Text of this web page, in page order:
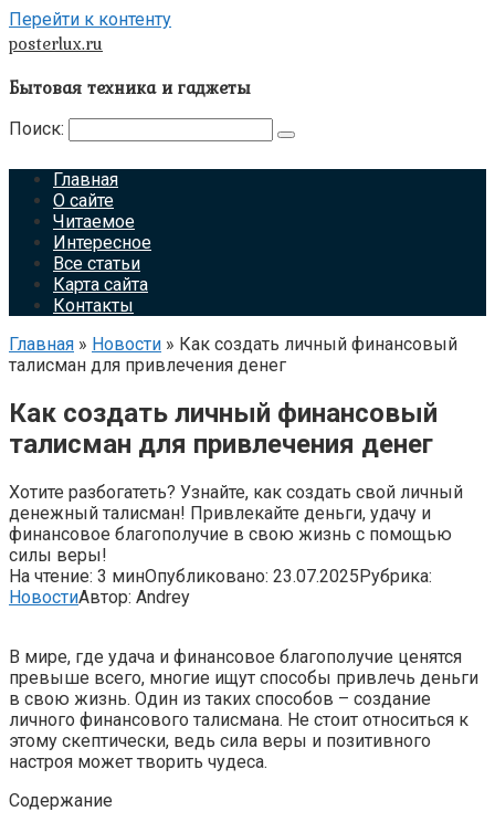
Перейти к контенту
posterlux.ru
Бытовая техника и гаджеты
Поиск:
Главная
О сайте
Читаемое
Интересное
Все статьи
Карта сайта
Контакты
Главная » Новости » Как создать личный финансовый
талисман для привлечения денег
Как создать личный финансовый
талисман для привлечения денег
Хотите разбогатеть? Узнайте, как создать свой личный
денежный талисман! Привлекайте деньги, удачу и
финансовое благополучие в свою жизнь с помощью
силы веры!
На чтение: 3 минОпубликовано: 23.07.2025Рубрика:
НовостиАвтор: Andrey
В мире, где удача и финансовое благополучие ценятся
превыше всего, многие ищут способы привлечь деньги
в свою жизнь. Один из таких способов – создание
личного финансового талисмана. Не стоит относиться к
этому скептически, ведь сила веры и позитивного
настроя может творить чудеса.
Содержание